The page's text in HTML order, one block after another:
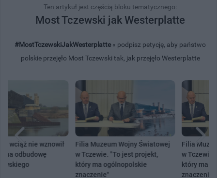
Ten artykuł jest częścią bloku tematycznego:
Most Tczewski jak Westerplatte
#MostTczewskiJakWesterplatte« podpisz petycję, aby państwo
polskie przejęło Most Tczewski tak, jak przejęło Westerplatte
Filia Muzeum Wojny Światowej
w Tczewie. "To jest projekt,
który ma ogólnopolskie
Filia Muzeum Wojny Światowej
w Tczewie. "To jest projekt,
który ma ogólnopolskie